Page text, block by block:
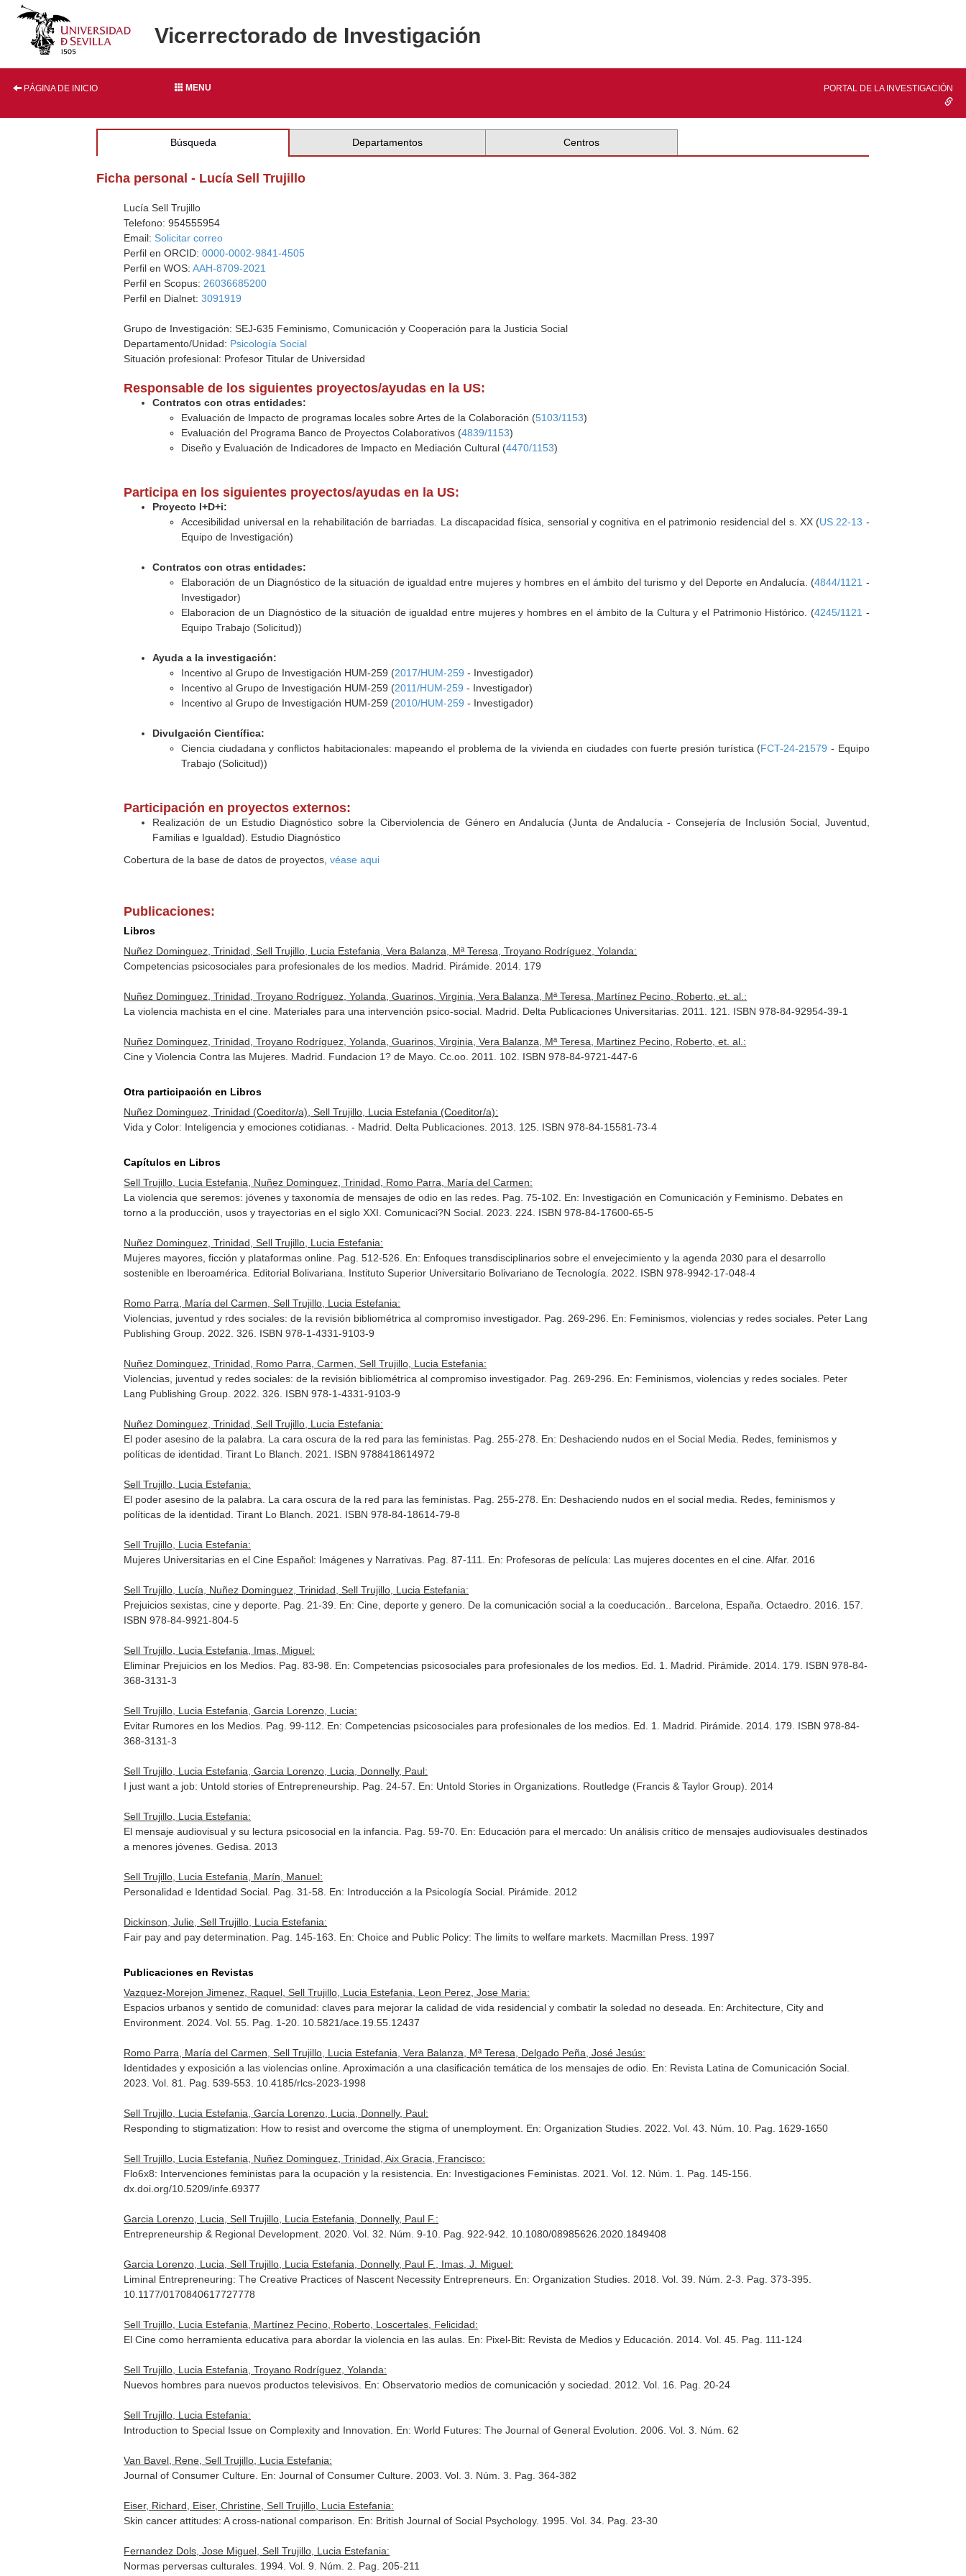
Vicerrectorado de Investigación
PÁGINA DE INICIO MENU PORTAL DE LA INVESTIGACIÓN
Búsqueda Departamentos Centros
Ficha personal - Lucía Sell Trujillo
Lucía Sell Trujillo
Telefono: 954555954
Email: Solicitar correo
Perfil en ORCID:0000-0002-9841-4505
Perfil en WOS:AAH-8709-2021
Perfil en Scopus: 26036685200
Perfil en Dialnet:3091919
Grupo de Investigación: SEJ-635 Feminismo, Comunicación y Cooperación para la Justicia Social
Departamento/Unidad: Psicología Social
Situación profesional: Profesor Titular de Universidad
Responsable de los siguientes proyectos/ayudas en la US:
Contratos con otras entidades:
Evaluación de Impacto de programas locales sobre Artes de la Colaboración (5103/1153)
Evaluación del Programa Banco de Proyectos Colaborativos (4839/1153)
Diseño y Evaluación de Indicadores de Impacto en Mediación Cultural (4470/1153)
Participa en los siguientes proyectos/ayudas en la US:
Proyecto I+D+i:
Accesibilidad universal en la rehabilitación de barriadas. La discapacidad física, sensorial y cognitiva en el patrimonio residencial del s. XX (US.22-13 -
Equipo de Investigación)
Contratos con otras entidades:
Elaboración de un Diagnóstico de la situación de igualdad entre mujeres y hombres en el ámbito del turismo y del Deporte en Andalucía. (4844/1121 -
Investigador)
Elaboracion de un Diagnóstico de la situación de igualdad entre mujeres y hombres en el ámbito de la Cultura y el Patrimonio Histórico. (4245/1121 -
Equipo Trabajo (Solicitud))
Ayuda a la investigación:
Incentivo al Grupo de Investigación HUM-259 (2017/HUM-259 - Investigador)
Incentivo al Grupo de Investigación HUM-259 (2011/HUM-259 - Investigador)
Incentivo al Grupo de Investigación HUM-259 (2010/HUM-259 - Investigador)
Divulgación Científica:
Ciencia ciudadana y conflictos habitacionales: mapeando el problema de la vivienda en ciudades con fuerte presión turística (FCT-24-21579 - Equipo
Trabajo (Solicitud))
Participación en proyectos externos:
Realización de un Estudio Diagnóstico sobre la Ciberviolencia de Género en Andalucía (Junta de Andalucía - Consejería de Inclusión Social, Juventud,
Familias e Igualdad). Estudio Diagnóstico
Cobertura de la base de datos de proyectos,véase aqui
Publicaciones:
Libros
Nuñez Dominguez, Trinidad, Sell Trujillo, Lucia Estefania, Vera Balanza, Mª Teresa, Troyano Rodríguez, Yolanda:
Competencias psicosociales para profesionales de los medios. Madrid. Pirámide. 2014. 179
Nuñez Dominguez, Trinidad, Troyano Rodríguez, Yolanda, Guarinos, Virginia, Vera Balanza, Mª Teresa, Martínez Pecino, Roberto, et. al.:
La violencia machista en el cine. Materiales para una intervención psico-social. Madrid. Delta Publicaciones Universitarias. 2011. 121. ISBN 978-84-92954-39-1
Nuñez Dominguez, Trinidad, Troyano Rodríguez, Yolanda, Guarinos, Virginia, Vera Balanza, Mª Teresa, Martinez Pecino, Roberto, et. al.:
Cine y Violencia Contra las Mujeres. Madrid. Fundacion 1? de Mayo. Cc.oo. 2011. 102. ISBN 978-84-9721-447-6
Otra participación en Libros
Nuñez Dominguez, Trinidad (Coeditor/a), Sell Trujillo, Lucia Estefania (Coeditor/a):
Vida y Color: Inteligencia y emociones cotidianas. - Madrid. Delta Publicaciones. 2013. 125. ISBN 978-84-15581-73-4
Capítulos en Libros
Sell Trujillo, Lucia Estefania, Nuñez Dominguez, Trinidad, Romo Parra, María del Carmen:
La violencia que seremos: jóvenes y taxonomía de mensajes de odio en las redes. Pag. 75-102. En: Investigación en Comunicación y Feminismo. Debates en
torno a la producción, usos y trayectorias en el siglo XXI . Comunicaci?N Social. 2023. 224. ISBN 978-84-17600-65-5
Nuñez Dominguez, Trinidad, Sell Trujillo, Lucia Estefania:
Mujeres mayores, ficción y plataformas online. Pag. 512-526. En: Enfoques transdisciplinarios sobre el envejecimiento y la agenda 2030 para el desarrollo
sostenible en Iberoamérica . Editorial Bolivariana. Instituto Superior Universitario Bolivariano de Tecnología. 2022. ISBN 978-9942-17-048-4
Romo Parra, María del Carmen, Sell Trujillo, Lucia Estefania:
Violencias, juventud y rdes sociales: de la revisión bibliométrica al compromiso investigador. Pag. 269-296. En: Feminismos, violencias y redes sociales . Peter Lang
Publishing Group. 2022. 326. ISBN 978-1-4331-9103-9
Nuñez Dominguez, Trinidad, Romo Parra, Carmen, Sell Trujillo, Lucia Estefania:
Violencias, juventud y redes sociales: de la revisión bibliométrica al compromiso investigador. Pag. 269-296. En: Feminismos, violencias y redes sociales . Peter
Lang Publishing Group. 2022. 326. ISBN 978-1-4331-9103-9
Nuñez Dominguez, Trinidad, Sell Trujillo, Lucia Estefania:
El poder asesino de la palabra. La cara oscura de la red para las feministas. Pag. 255-278. En: Deshaciendo nudos en el Social Media. Redes, feminismos y
políticas de identidad . Tirant Lo Blanch. 2021. ISBN 9788418614972
Sell Trujillo, Lucia Estefania:
El poder asesino de la palabra. La cara oscura de la red para las feministas. Pag. 255-278. En: Deshaciendo nudos en el social media. Redes, feminismos y
políticas de la identidad . Tirant Lo Blanch. 2021. ISBN 978-84-18614-79-8
Sell Trujillo, Lucia Estefania:
Mujeres Universitarias en el Cine Español: Imágenes y Narrativas. Pag. 87-111. En: Profesoras de película: Las mujeres docentes en el cine . Alfar. 2016
Sell Trujillo, Lucía, Nuñez Dominguez, Trinidad, Sell Trujillo, Lucia Estefania:
Prejuicios sexistas, cine y deporte. Pag. 21-39. En: Cine, deporte y genero. De la comunicación social a la coeducación.
. Barcelona, España. Octaedro. 2016. 157.
ISBN 978-84-9921-804-5
Sell Trujillo, Lucia Estefania, Imas, Miguel:
Eliminar Prejuicios en los Medios. Pag. 83-98. En: Competencias psicosociales para profesionales de los medios . Ed. 1. Madrid. Pirámide. 2014. 179. ISBN 978-84-
368-3131-3
Sell Trujillo, Lucia Estefania, Garcia Lorenzo, Lucia:
Evitar Rumores en los Medios. Pag. 99-112. En: Competencias psicosociales para profesionales de los medios . Ed. 1. Madrid. Pirámide. 2014. 179. ISBN 978-84-
368-3131-3
Sell Trujillo, Lucia Estefania, Garcia Lorenzo, Lucia, Donnelly, Paul:
I just want a job: Untold stories of Entrepreneurship. Pag. 24-57. En: Untold Stories in Organizations . Routledge (Francis & Taylor Group). 2014
Sell Trujillo, Lucia Estefania:
El mensaje audiovisual y su lectura psicosocial en la infancia. Pag. 59-70. En: Educación para el mercado: Un análisis crítico de mensajes audiovisuales destinados
a menores jóvenes . Gedisa. 2013
Sell Trujillo, Lucia Estefania, Marín, Manuel:
Personalidad e Identidad Social. Pag. 31-58. En: Introducción a la Psicología Social . Pirámide. 2012
Dickinson, Julie, Sell Trujillo, Lucia Estefania:
Fair pay and pay determination. Pag. 145-163. En: Choice and Public Policy: The limits to welfare markets . Macmillan Press. 1997
Publicaciones en Revistas
Vazquez-Morejon Jimenez, Raquel, Sell Trujillo, Lucia Estefania, Leon Perez, Jose Maria:
Espacios urbanos y sentido de comunidad: claves para mejorar la calidad de vida residencial y combatir la soledad no deseada. En: Architecture, City and
Environment . 2024. Vol. 55. Pag. 1-20. 10.5821/ace.19.55.12437
Romo Parra, María del Carmen, Sell Trujillo, Lucia Estefania, Vera Balanza, Mª Teresa, Delgado Peña, José Jesús:
Identidades y exposición a las violencias online. Aproximación a una clasificación temática de los mensajes de odio. En: Revista Latina de Comunicación Social
2023. Vol. 81. Pag. 539-553. 10.4185/rlcs-2023-1998
Sell Trujillo, Lucia Estefania, García Lorenzo, Lucia, Donnelly, Paul:
Responding to stigmatization: How to resist and overcome the stigma of unemployment. En: Organization Studies . 2022. Vol. 43. Núm. 10. Pag. 1629-1650
Sell Trujillo, Lucia Estefania, Nuñez Dominguez, Trinidad, Aix Gracia, Francisco:
Flo6x8: Intervenciones feministas para la ocupación y la resistencia. En: Investigaciones Feministas . 2021. Vol. 12. Núm. 1. Pag. 145-156.
dx.doi.org/10.5209/infe.69377
Garcia Lorenzo, Lucia, Sell Trujillo, Lucia Estefania, Donnelly, Paul F.:
Entrepreneurship & Regional Development. 2020. Vol. 32. Núm. 9-10. Pag. 922-942. 10.1080/08985626.2020.1849408
Garcia Lorenzo, Lucia, Sell Trujillo, Lucia Estefania, Donnelly, Paul F., Imas, J. Miguel:
Liminal Entrepreneuring: The Creative Practices of Nascent Necessity Entrepreneurs. En: Organization Studies . 2018. Vol. 39. Núm. 2-3. Pag. 373-395.
10.1177/0170840617727778
Sell Trujillo, Lucia Estefania, Martínez Pecino, Roberto, Loscertales, Felicidad:
El Cine como herramienta educativa para abordar la violencia en las aulas. En: Pixel-Bit: Revista de Medios y Educación . 2014. Vol. 45. Pag. 111-124
Sell Trujillo, Lucia Estefania, Troyano Rodríguez, Yolanda:
Nuevos hombres para nuevos productos televisivos. En: Observatorio medios de comunicación y sociedad . 2012. Vol. 16. Pag. 20-24
Sell Trujillo, Lucia Estefania:
Introduction to Special Issue on Complexity and Innovation. En: World Futures: The Journal of General Evolution . 2006. Vol. 3. Núm. 62
Van Bavel, Rene, Sell Trujillo, Lucia Estefania:
Journal of Consumer Culture. En: Journal of Consumer Culture . 2003. Vol. 3. Núm. 3. Pag. 364-382
Eiser, Richard, Eiser, Christine, Sell Trujillo, Lucia Estefania:
Skin cancer attitudes: A cross-national comparison. En: British Journal of Social Psychology. 1995. Vol. 34. Pag. 23-30
Fernandez Dols, Jose Miguel, Sell Trujillo, Lucia Estefania:
Normas perversas culturales. 1994. Vol. 9. Núm. 2. Pag. 205-211